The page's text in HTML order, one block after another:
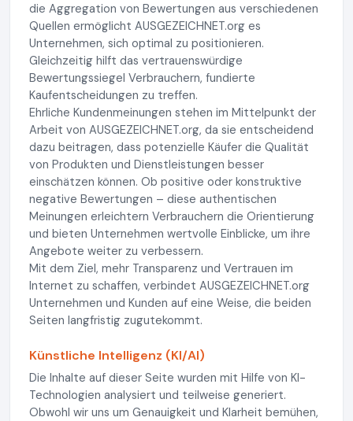
die Aggregation von Bewertungen aus verschiedenen
Quellen ermöglicht AUSGEZEICHNET.org es
Unternehmen, sich optimal zu positionieren.
Gleichzeitig hilft das vertrauenswürdige
Bewertungssiegel Verbrauchern, fundierte
Kaufentscheidungen zu treffen.
Ehrliche Kundenmeinungen stehen im Mittelpunkt der
Arbeit von AUSGEZEICHNET.org, da sie entscheidend
dazu beitragen, dass potenzielle Käufer die Qualität
von Produkten und Dienstleistungen besser
einschätzen können. Ob positive oder konstruktive
negative Bewertungen – diese authentischen
Meinungen erleichtern Verbrauchern die Orientierung
und bieten Unternehmen wertvolle Einblicke, um ihre
Angebote weiter zu verbessern.
Mit dem Ziel, mehr Transparenz und Vertrauen im
Internet zu schaffen, verbindet AUSGEZEICHNET.org
Unternehmen und Kunden auf eine Weise, die beiden
Seiten langfristig zugutekommt.
Künstliche Intelligenz (KI/AI)
Die Inhalte auf dieser Seite wurden mit Hilfe von KI-
Technologien analysiert und teilweise generiert.
Obwohl wir uns um Genauigkeit und Klarheit bemühen,